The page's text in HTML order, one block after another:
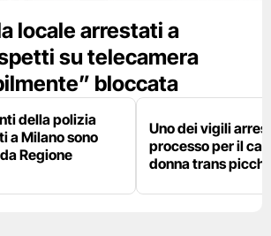
locale arrestati a
su telecamera
bloccata
della polizia
a Milano sono
Regione
Uno dei vigili
processo per il
donna trans